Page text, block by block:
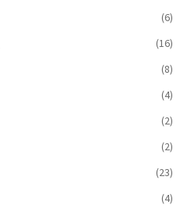
(6)
(16)
(8)
(4)
(2)
(2)
(23)
(4)